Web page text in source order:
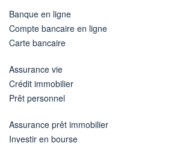
Banque en ligne
Compte bancaire en ligne
Carte bancaire
Assurance vie
Crédit immobilier
Prêt personnel
Assurance prêt immobilier
Investir en bourse